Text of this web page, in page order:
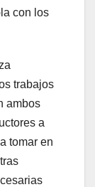
con los
trabajos
ambos
a
tomar en